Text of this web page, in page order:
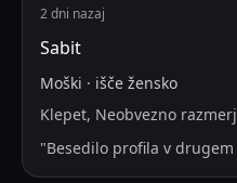
2 dni nazaj
Sabit
Moški · išče žensko
Klepet, Neobvezno
"Besedilo profila v drugem